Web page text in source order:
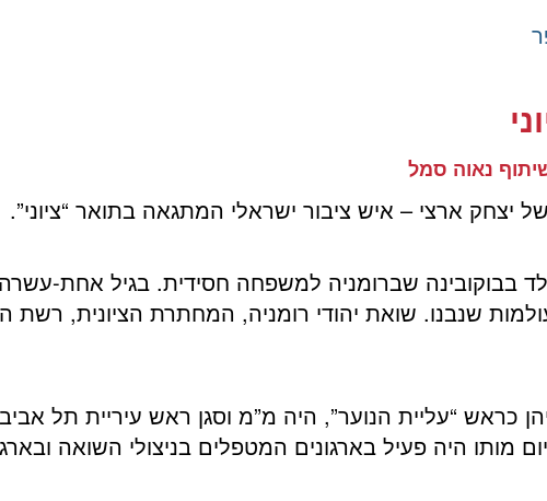
נאוה סמל
יצחק ארצי – איש ציבור ישראלי המתגאה בתואר “ציוני”.
בבוקובינה שברומניה למשפחה חסידית. בגיל אחת-עשרה
שנבנו. שואת יהודי רומניה, המחתרת הציונית, רשת
כראש “עליית הנוער”, היה מ”מ וסגן ראש עיריית תל
מותו היה פעיל בארגונים המטפלים בניצולי השואה